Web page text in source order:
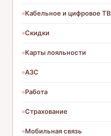
Кабельное и цифровое ТВ
Скидки
Карты лояльности
АЗС
Работа
Страхование
Мобильная связь